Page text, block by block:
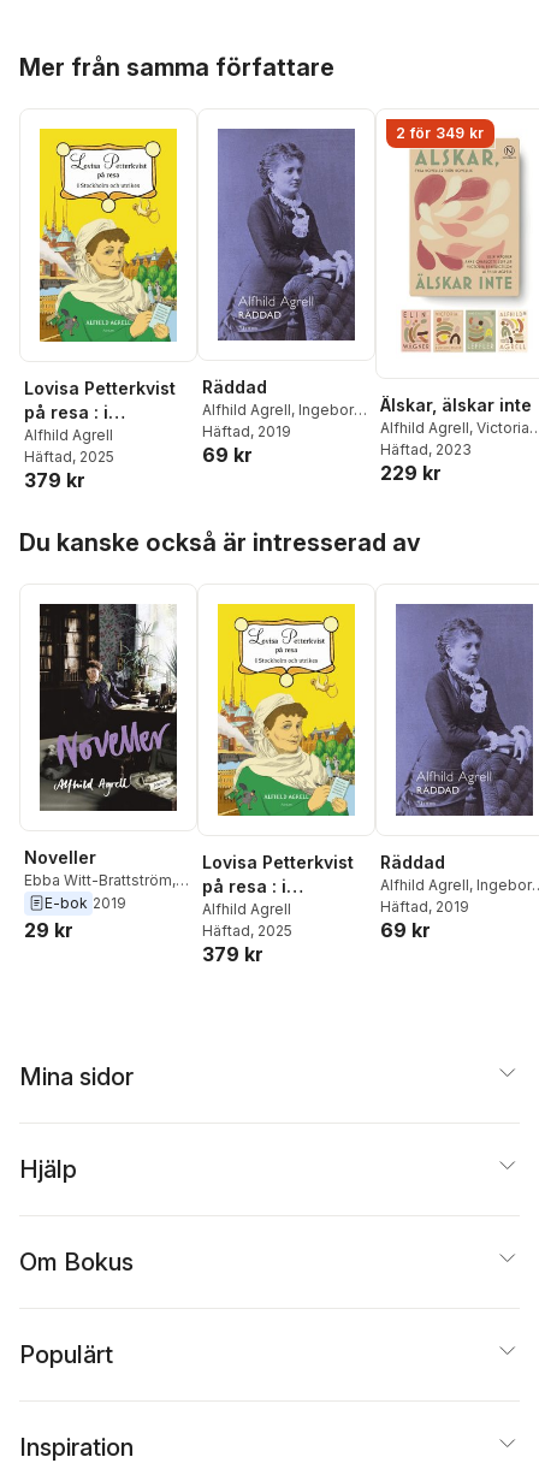
Mer från samma författare
Lovisa Petterkvist
på resa : i
Stockholm och
utrikes
Alfhild Agrell
Häftad, 2025
379 kr
Räddad
Alfhild Agrell, Ingeborg
Nordin Hennel
Häftad, 2019
69 kr
2 för 349 kr
Älskar, älskar inte
Alfhild Agrell, Victoria
Benedictsson
Charlotte Leffler
Häftad, 2023
229 kr
Du kanske också är intresserad av
Noveller
Ebba Witt-Brattström,
Alfhild Agrell
E-bok 2019
29 kr
Lovisa Petterkvist
på resa : i
Stockholm och
utrikes
Alfhild Agrell
Häftad, 2025
379 kr
Räddad
Alfhild Agrell,
Nordin Hennel
Häftad, 2019
69 kr
Mina sidor
Hjälp
Om Bokus
Populärt
Inspiration